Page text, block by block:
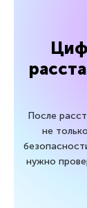
После
не
нужно